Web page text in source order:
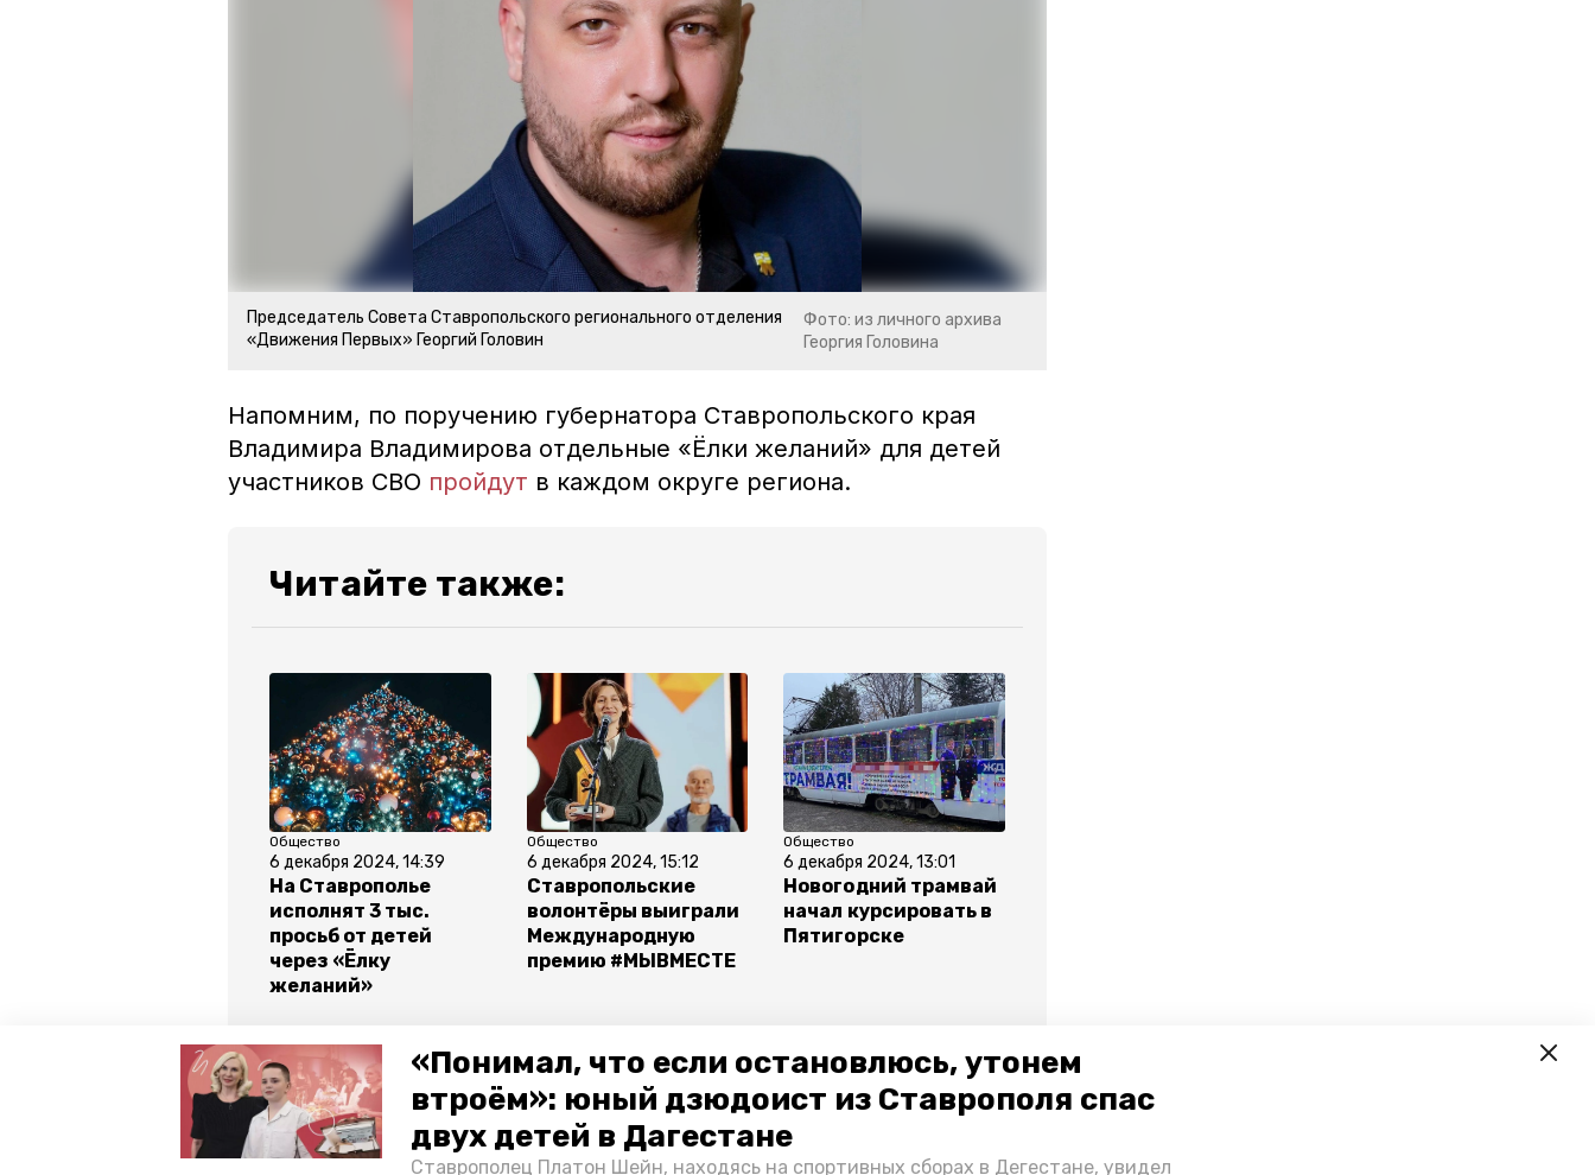
«Понимал, что если остановлюсь, утонем
втроём»: юный дзюдоист из Ставрополя спас
двух детей в Дагестане
Ставрополец Платон Шейн, находясь на спортивных сборах в Дегестане, увидел
Председатель Совета Ставропольского регионального отделения
«Движения Первых» Георгий Головин
Фото: из личного архива
Георгия Головина
Напомним, по поручению губернатора Ставропольского края
Владимира Владимирова отдельные «Ёлки желаний» для детей
участников СВО пройдут в каждом округе региона.
Читайте также:
Общество
6 декабря 2024, 14:39
На Ставрополье
исполнят 3 тыс.
просьб от детей
через «Ёлку
желаний»
Общество
6 декабря 2024, 15:12
Ставропольские
волонтёры выиграли
Международную
премию #МЫВМЕСТЕ
Общество
6 декабря 2024, 13:01
Новогодний трамвай
начал курсировать в
Пятигорске
Все новости
ёлка желаний дети участников сво ставропольский край